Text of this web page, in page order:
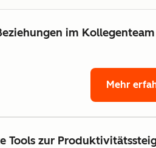
im
Mehr
Tools zur